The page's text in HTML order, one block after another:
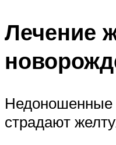
Лечение
Недоношенные
страдают